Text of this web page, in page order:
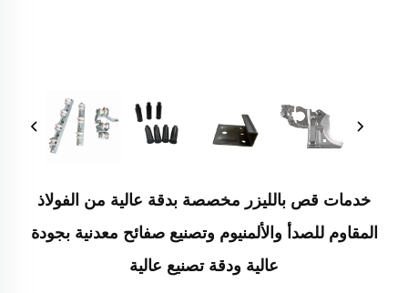
خدمات قص بالليزر مخصصة بدقة عالية من الفولاذ
المقاوم للصدأ والألمنيوم وتصنيع صفائح معدنية بجودة
عالية ودقة تصنيع عالية